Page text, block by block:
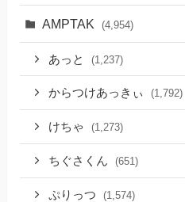
AMPTAK (4,954)
あっと (1,237)
からつけあっきぃ (1,792)
けちゃ (1,273)
ちぐさくん (651)
ぷりっつ (1,574)